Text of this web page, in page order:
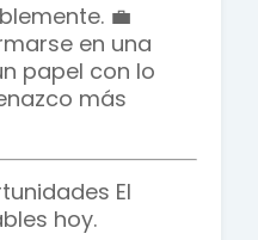
💼
en una
papel con lo
más
El
hoy.